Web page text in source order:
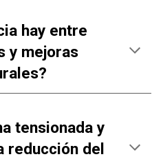
hay entre
y mejoras
?
tensionada y
reducción del